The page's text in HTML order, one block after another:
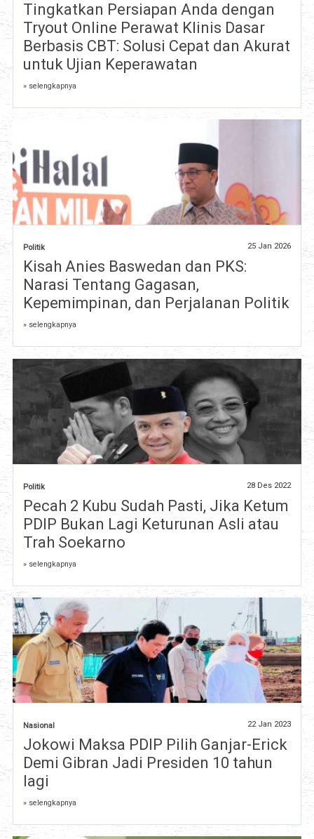
Tingkatkan Persiapan Anda dengan
Tryout Online Perawat Klinis Dasar
Berbasis CBT: Solusi Cepat dan Akurat
untuk Ujian Keperawatan
» selengkapnya
Politik 25 Jan 2026
Kisah Anies Baswedan dan PKS:
Narasi Tentang Gagasan,
Kepemimpinan, dan Perjalanan Politik
» selengkapnya
Politik 28 Des 2022
Pecah 2 Kubu Sudah Pasti, Jika Ketum
PDIP Bukan Lagi Keturunan Asli atau
Trah Soekarno
» selengkapnya
Nasional 22 Jan 2023
Jokowi Maksa PDIP Pilih Ganjar-Erick
Demi Gibran Jadi Presiden 10 tahun
lagi
» selengkapnya